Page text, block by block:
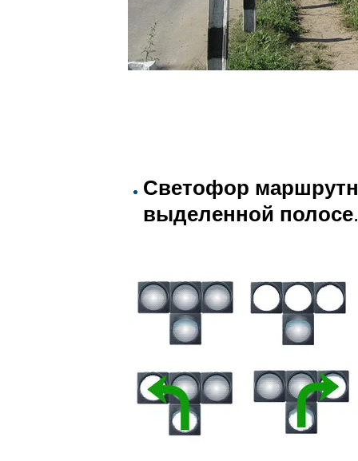
Светофор
выделенной полосе